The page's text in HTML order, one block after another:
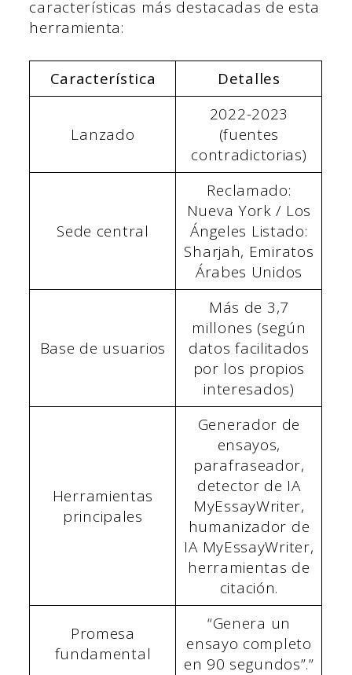
características más destacadas de esta
herramienta:
Característica Detalles
Lanzado
2022-2023
(fuentes
contradictorias)
Sede central
Reclamado:
Nueva York / Los
Ángeles Listado:
Sharjah, Emiratos
Árabes Unidos
Base de usuarios
Más de 3,7
millones (según
datos facilitados
por los propios
interesados)
Herramientas
principales
Generador de
ensayos,
parafraseador,
detector de IA
MyEssayWriter,
humanizador de
IA MyEssayWriter,
herramientas de
citación.
Promesa
fundamental
“Genera un
ensayo completo
en 90 segundos”.”